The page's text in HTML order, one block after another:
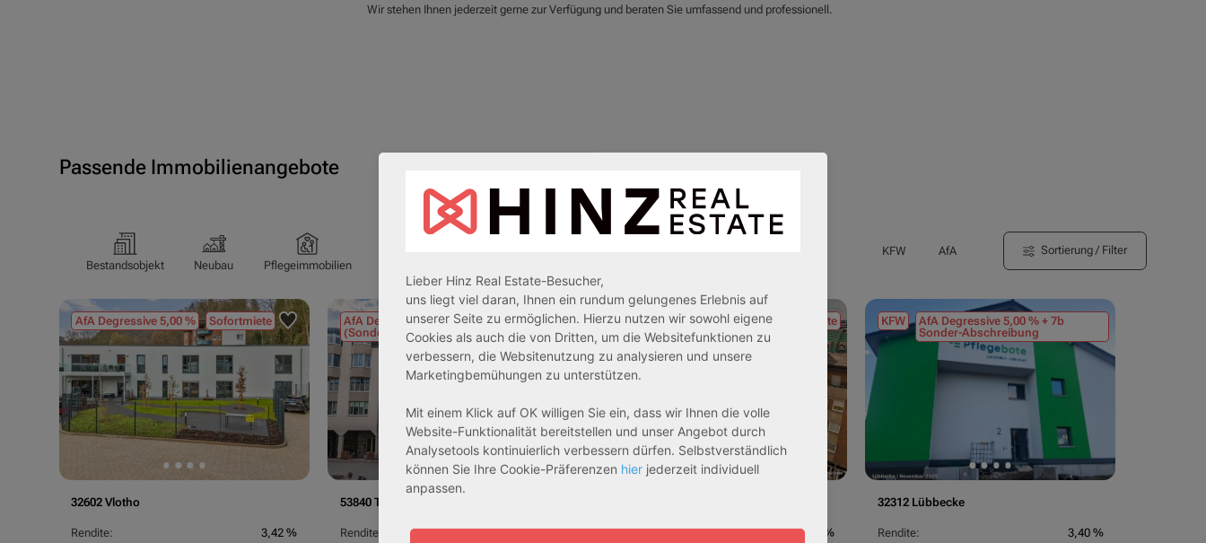
Wir stehen Ihnen jederzeit gerne zur Verfügung und beraten Sie umfassend und professionell.
Passende Immobilienangebote
Bestandsobjekt Neubau Pflegeimmobilien
KFW AfA Sortierung / Filter
AfA Degressive 5,00 % Sofortmiete
32602 Vlotho
Rendite:
3,42 %
AfA Degressive 5,00 %
(Sondergutachten)
Sofortmiete
53840 Troisdorf
Rendite:
3,70 %
AfA Lineare 5,00 %
(Sondergutachten)
Sofortmiete
Rendite:
3,70 %
KFW
AfA Degressive 5,00 % + 7b
Sonder-Abschreibung
32312 Lübbecke
Rendite:
3,40 %
Lieber Hinz Real Estate-Besucher,
uns liegt viel daran, Ihnen ein rundum gelungenes Erlebnis auf
unserer Seite zu ermöglichen. Hierzu nutzen wir sowohl eigene
Cookies als auch die von Dritten, um die Websitefunktionen zu
verbessern, die Websitenutzung zu analysieren und unsere
Marketingbemühungen zu unterstützen.
Mit einem Klick auf OK willigen Sie ein, dass wir Ihnen die volle
Website-Funktionalität bereitstellen und unser Angebot durch
Analysetools kontinuierlich verbessern dürfen. Selbstverständlich
können Sie Ihre Cookie-Präferenzen hier jederzeit individuell
anpassen.